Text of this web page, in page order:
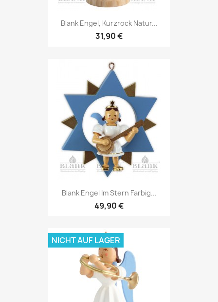
Blank Engel, Kurzrock Natur...
31,90 €
Blank Engel Im Stern Farbig...
49,90 €
NICHT AUF LAGER